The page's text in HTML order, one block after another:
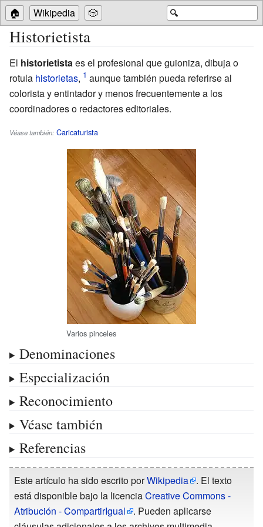
🔍
🏠 Wikipedia 🎲
Historietista
El historietista es el profesional que guioniza, dibuja o
rotula historietas,
aunque también pueda referirse al
colorista y entintador y menos frecuentemente a los
coordinadores o redactores editoriales.
Véase también: Caricaturista
Varios pinceles
Denominaciones
Especialización
Reconocimiento
Véase también
Referencias
Este artículo ha sido escrito porWikipedia
. El texto
está disponible bajo la licenciaCreative Commons -
Atribución - CompartirIgual
. Pueden aplicarse